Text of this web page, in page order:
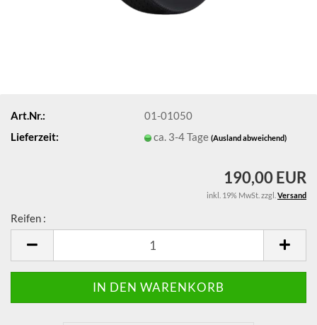
Art.Nr.:
01-01050
Lieferzeit:
ca. 3-4 Tage(Ausland abweichend)
190,00 EUR
inkl. 19% MwSt. zzgl. Versand
Reifen :